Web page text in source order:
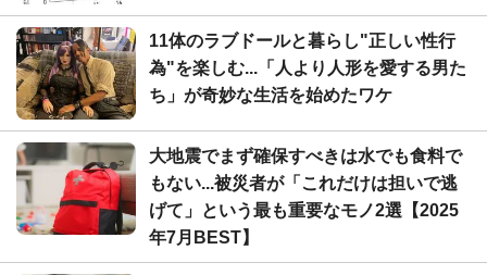
11体のラブドールと暮らし"正しい性行
為"を楽しむ...「人より人形を愛する男た
ち」が奇妙な生活を始めたワケ
大地震でまず確保すべきは水でも食料で
もない...被災者が「これだけは担いで逃
げて」という最も重要なモノ2選【2025
年7月BEST】